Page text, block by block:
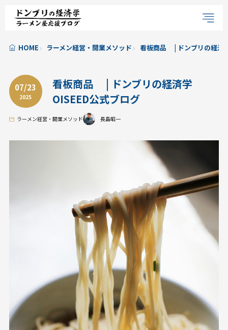
HOME ラーメン経営・開業メソッド 看板商品 | ドンブリの経済
07/23
2025
看板商品 | ドンブリの経済学
OISEED公式ブログ
ラーメン経営・開業メソッド 長島昭一